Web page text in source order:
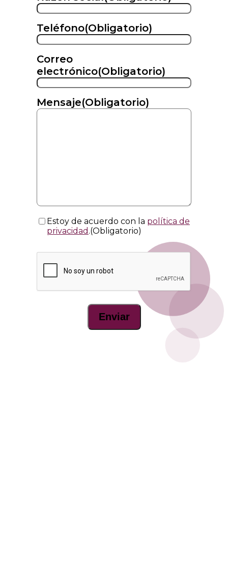
Teléfono(Obligatorio)
Correo
electrónico(Obligatorio)
Mensaje(Obligatorio)
Consentimiento(Obligatorio)
Estoy de acuerdo con la política de
privacidad .(Obligatorio)